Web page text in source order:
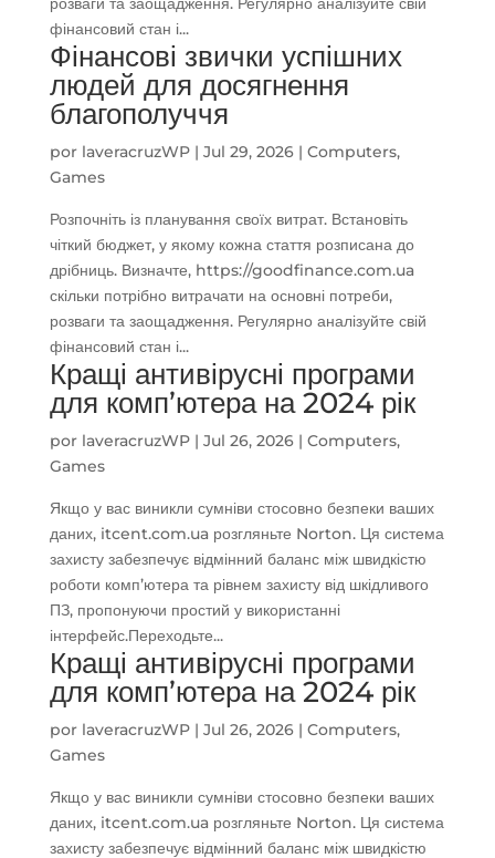
фінансовий стан і...
Фінансові звички успішних
людей для досягнення
благополуччя
por laveracruzWP| Jul 29, 2026| Computers,
Games
Розпочніть із планування своїх витрат. Встановіть
чіткий бюджет, у якому кожна стаття розписана до
дрібниць. Визначте, https://goodfinance.com.ua
скільки потрібно витрачати на основні потреби,
розваги та заощадження. Регулярно аналізуйте свій
фінансовий стан і...
Кращі антивірусні програми
для комп’ютера на 2024 рік
por laveracruzWP| Jul 26, 2026| Computers,
Games
Якщо у вас виникли сумніви стосовно безпеки ваших
даних, itcent.com.ua розгляньте Norton. Ця система
захисту забезпечує відмінний баланс між швидкістю
роботи комп’ютера та рівнем захисту від шкідливого
ПЗ, пропонуючи простий у використанні
інтерфейс.Переходьте...
Кращі антивірусні програми
для комп’ютера на 2024 рік
por laveracruzWP| Jul 26, 2026| Computers,
Games
Якщо у вас виникли сумніви стосовно безпеки ваших
даних, itcent.com.ua розгляньте Norton. Ця система
захисту забезпечує відмінний баланс між швидкістю